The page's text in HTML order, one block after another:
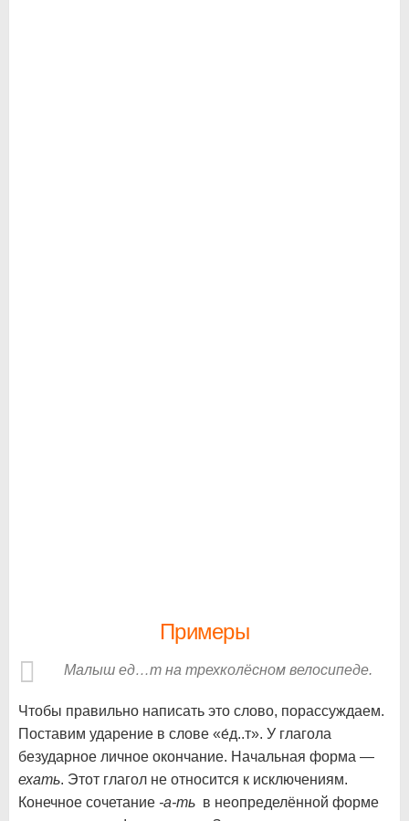
Примеры
Малыш ед…т на трехколёсном велосипеде.
Чтобы правильно написать это слово, порассуждаем.
Поставим ударение в слове «е́д..т». У глагола
безударное личное окончание. Начальная форма —
ехать. Этот глагол не относится к исключениям.
Конечное сочетание -а-ть в неопределённой форме